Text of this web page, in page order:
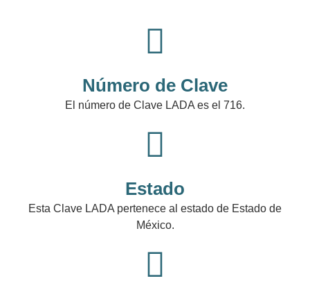
Número de Clave
El número de Clave LADA es el 716.
Estado
Esta Clave LADA pertenece al estado de Estado de
México.